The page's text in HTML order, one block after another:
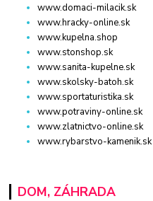
www.domaci-milacik.sk
www.hracky-online.sk
www.kupelna.shop
www.stonshop.sk
www.sanita-kupelne.sk
www.skolsky-batoh.sk
www.sportaturistika.sk
www.potraviny-online.sk
www.zlatnictvo-online.sk
www.rybarstvo-kamenik.sk
DOM, ZÁHRADA